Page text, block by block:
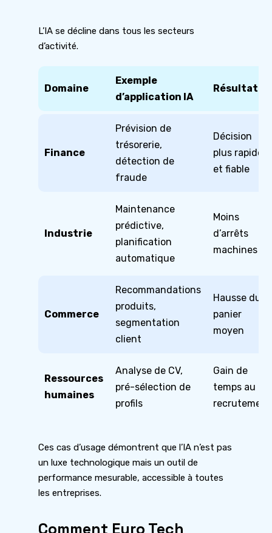
L’IA se décline dans tous les secteurs
d’activité.
Domaine
Exemple
d’application IA
Résultat
Finance
Prévision de
trésorerie,
détection de
fraude
Décision
plus rapide
et fiable
Industrie
Maintenance
prédictive,
planification
automatique
Moins
d’arrêts
machines
Commerce
Recommandations
produits,
segmentation
client
Hausse du
panier
moyen
Ressources
humaines
Analyse de CV,
pré-sélection de
profils
Gain de
temps au
recrutement
Ces cas d’usage démontrent que l’IA n’est pas
un luxe technologique mais un outil de
performance mesurable, accessible à toutes
les entreprises.
Comment Euro Tech